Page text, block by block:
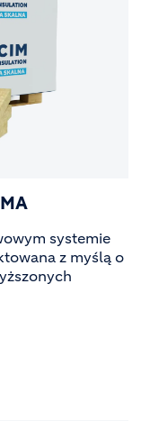
systemie
z myślą o